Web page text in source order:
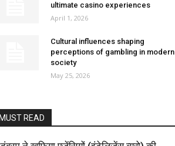
ultimate casino experiences
April 1, 2026
Cultural influences shaping
perceptions of gambling in modern
society
May 25, 2026
MUST READ